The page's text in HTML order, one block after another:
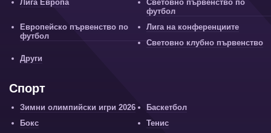
Лига Европа
Световно първенство по
футбол
Европейско първенство по
футбол
Лига на конференциите
Световно клубно първенство
Други
Спорт
Зимни олимпийски игри 2026
Баскетбол
Бокс
Тенис